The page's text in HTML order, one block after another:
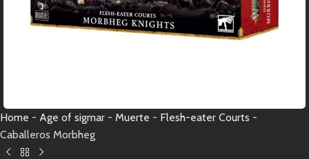
Home - Age of sigmar - Muerte - Flesh-eater Courts -
Caballeros Morbheg